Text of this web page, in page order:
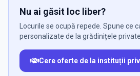
Nu ai găsit loc liber?
Locurile se ocupă repede. Spune ce
personalizate de la grădinițele
Cere oferte de la instituții